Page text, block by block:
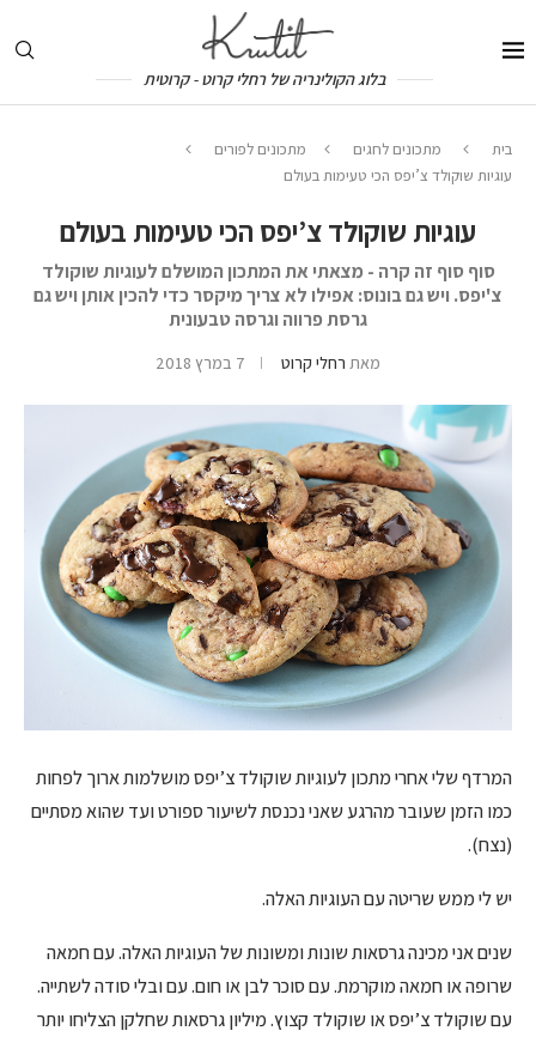
בלוג הקולינריה של רחלי קרוט - קרוטית
בית מתכונים לחגים
מתכונים לפורים
עוגיות שוקולד צ’יפס הכי טעימות בעולם
עוגיות שוקולד צ’יפס הכי טעימות בעולם
סוף סוף זה קרה - מצאתי את המתכון המושלם לעוגיות שוקולד
צ'יפס. ויש גם בונוס: אפילו לא צריך מיקסר כדי להכין אותן ויש גם
גרסת פרווה וגרסה טבעונית
מאת רחלי קרוט 7 במרץ 2018
המרדף שלי אחרי מתכון לעוגיות שוקולד צ’יפס מושלמות ארוך לפחות
כמו הזמן שעובר מהרגע שאני נכנסת לשיעור ספורט ועד שהוא מסתיים
(נצח).
יש לי ממש שריטה עם העוגיות האלה.
שנים אני מכינה גרסאות שונות ומשונות של העוגיות האלה. עם חמאה
שרופה או חמאה מוקרמת. עם סוכר לבן או חום. עם ובלי סודה לשתייה.
עם שוקולד צ’יפס או שוקולד קצוץ. מיליון גרסאות שחלקן הצליחו יותר